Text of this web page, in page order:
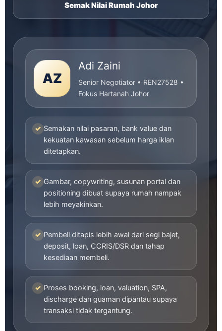
Semak Nilai Rumah Johor
AZ
Adi Zaini
Senior Negotiator • REN27528 •
Fokus Hartanah Johor
✓ Semakan nilai pasaran, bank value dan
kekuatan kawasan sebelum harga iklan
ditetapkan.
✓ Gambar, copywriting, susunan portal dan
positioning dibuat supaya rumah nampak
lebih meyakinkan.
✓ Pembeli ditapis lebih awal dari segi bajet,
deposit, loan, CCRIS/DSR dan tahap
kesediaan membeli.
✓ Proses booking, loan, valuation, SPA,
discharge dan guaman dipantau supaya
transaksi tidak tergantung.